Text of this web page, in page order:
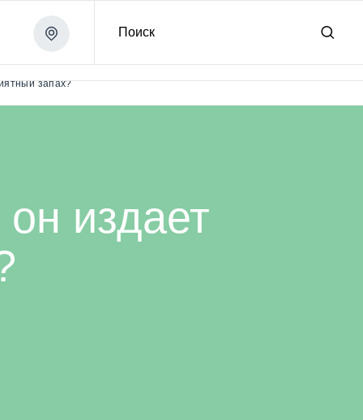
Поиск
запах?
издает